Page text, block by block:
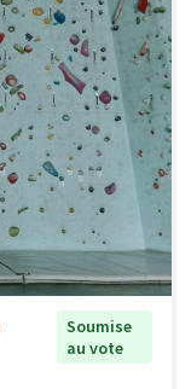
Soumise
au vote